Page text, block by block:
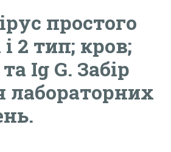
простого
і 2 тип; кров;
Ig G. Забір
лабораторних